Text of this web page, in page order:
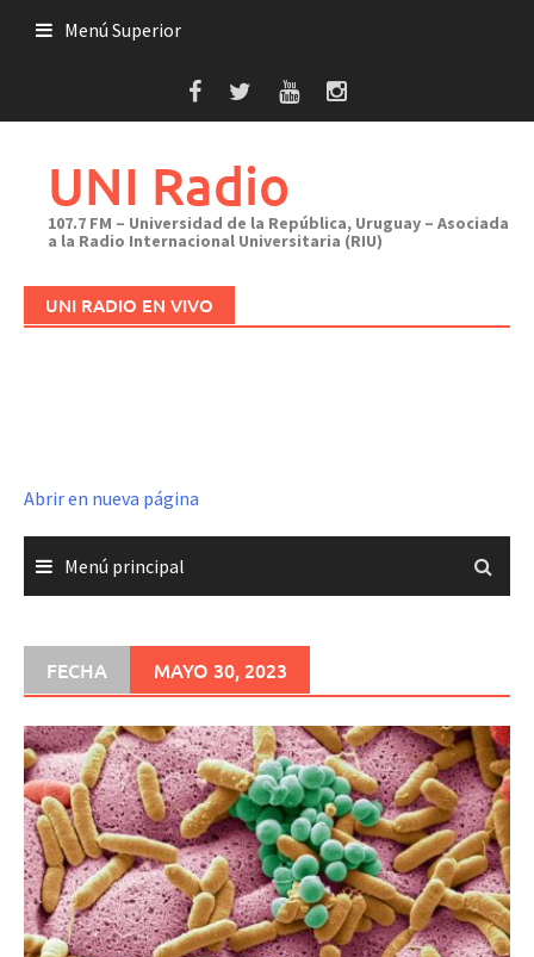
Menú Superior
UNI Radio
107.7 FM – Universidad de la República, Uruguay – Asociada
a la Radio Internacional Universitaria (RIU)
UNI RADIO EN VIVO
Abrir en nueva página
Menú principal
FECHA MAYO 30, 2023